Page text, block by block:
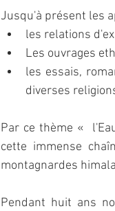
Jusqu'à présent les
les relations
Les ouvrages
les essais,
diverses
Par ce thème «
cette immense
montagnardes
Pendant huit ans